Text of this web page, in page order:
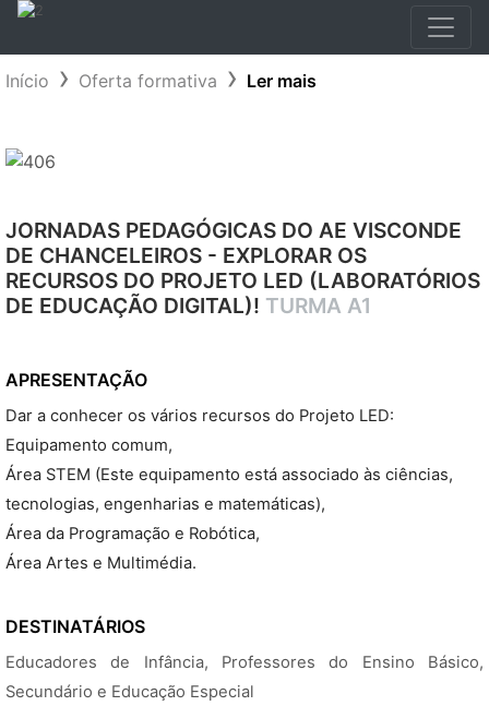
Início Oferta formativa Ler mais
JORNADAS PEDAGÓGICAS DO AE VISCONDE
DE CHANCELEIROS - EXPLORAR OS
RECURSOS DO PROJETO LED (LABORATÓRIOS
DE EDUCAÇÃO DIGITAL)! TURMA A1
APRESENTAÇÃO
Dar a conhecer os vários recursos do Projeto LED:
Equipamento comum,
Área STEM (Este equipamento está associado às ciências,
tecnologias, engenharias e matemáticas),
Área da Programação e Robótica,
Área Artes e Multimédia.
DESTINATÁRIOS
Educadores de Infância, Professores do Ensino Básico,
Secundário e Educação Especial